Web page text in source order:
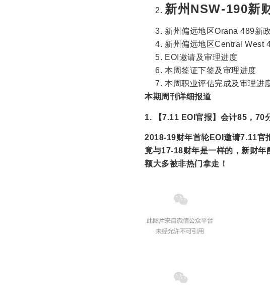
新州NSW-190新
新州偏远地区Orana 489新
新州偏远地区Central West
EOI邀请及审理进度
本周签证下签及审理进度
本周职业评估完成及审理进
本期周刊详细报道
1. 【7.11 EOI官报】会计85，70
2018-19财年首轮EOI邀请7.11官
竟与17-18财年是一样的， 新财年
额大多被非热门拿走！